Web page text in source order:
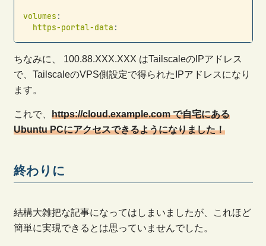
volumes :
https-portal-data :
ちなみに、 100.88.XXX.XXX はTailscaleのIPアドレス
で、TailscaleのVPS側設定で得られたIPアドレスになり
ます。
これで、 https://cloud.example.com で自宅にある
Ubuntu PCにアクセスできるようになりました！
終わりに
結構大雑把な記事になってはしまいましたが、これほど
簡単に実現できるとは思っていませんでした。